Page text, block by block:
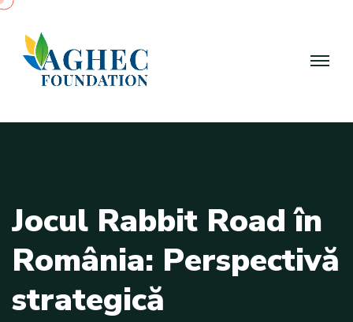
Jocul Rabbit Road în
România: Perspectivă
strategică